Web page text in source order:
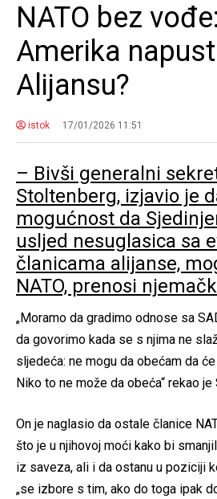
NATO bez
Amerika
Alijansu?
istok 17/01/2026 11:51
– Bivši generalni
Stoltenberg, izjavio je
mogućnost da
usljed nesuglasica sa
članicama alijanse,
NATO, prenosi
„Moramo da gradimo odnose sa
da govorimo kada se s njima ne
sljedeća: ne mogu da obećam da
Niko to ne može da obeća“ rekao
On je naglasio da ostale članice
što je u njihovoj moći kako bi
iz saveza, ali i da ostanu u poziciji
„se izbore s tim, ako do toga ipak